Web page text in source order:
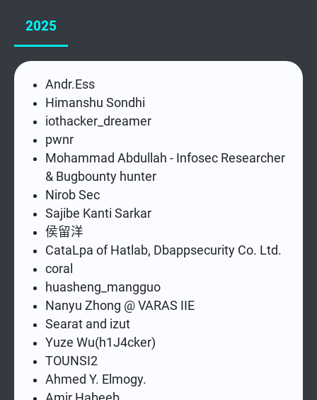
2025
Andr.Ess
Himanshu Sondhi
iothacker_dreamer
pwnr
Mohammad Abdullah - Infosec Researcher
& Bugbounty hunter
Nirob Sec
Sajibe Kanti Sarkar
侯留洋
CataLpa of Hatlab, Dbappsecurity Co. Ltd.
coral
huasheng_mangguo
Nanyu Zhong @ VARAS IIE
Searat and izut
Yuze Wu(h1J4cker)
TOUNSI2
Ahmed Y. Elmogy.